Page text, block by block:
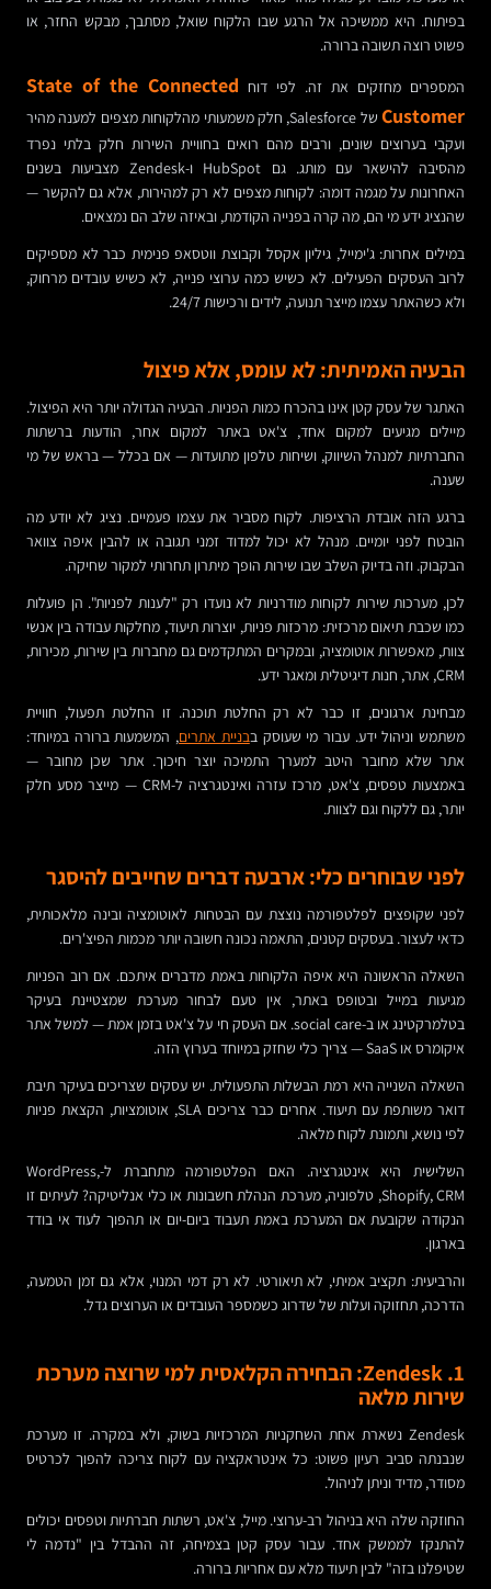
בפיתוח. היא ממשיכה אל הרגע שבו הלקוח שואל, מסתבך, מבקש החזר, או
פשוט רוצה תשובה ברורה.
המספרים מחזקים את זה. לפי דוח State of the Connected
Customer
של Salesforce, חלק משמעותי מהלקוחות מצפים למענה מהיר
ועקבי בערוצים שונים, ורבים מהם רואים בחוויית השירות חלק בלתי נפרד
מהסיבה להישאר עם מותג. גם HubSpot ו-Zendesk מצביעות בשנים
האחרונות על מגמה דומה: לקוחות מצפים לא רק למהירות, אלא גם להקשר —
שהנציג ידע מי הם, מה קרה בפנייה הקודמת, ובאיזה שלב הם נמצאים.
במילים אחרות: ג'ימייל, גיליון אקסל וקבוצת ווטסאפ פנימית כבר לא מספיקים
לרוב העסקים הפעילים. לא כשיש כמה ערוצי פנייה, לא כשיש עובדים מרחוק,
ולא כשהאתר עצמו מייצר תנועה, לידים ורכישות 24/7.
הבעיה האמיתית: לא עומס, אלא פיצול
האתגר של עסק קטן אינו בהכרח כמות הפניות. הבעיה הגדולה יותר היא הפיצול.
מיילים מגיעים למקום אחד, צ'אט באתר למקום אחר, הודעות ברשתות
החברתיות למנהל השיווק, ושיחות טלפון מתועדות — אם בכלל — בראש של מי
שענה.
ברגע הזה אובדת הרציפות. לקוח מסביר את עצמו פעמיים. נציג לא יודע מה
הובטח לפני יומיים. מנהל לא יכול למדוד זמני תגובה או להבין איפה צוואר
הבקבוק. וזה בדיוק השלב שבו שירות הופך מיתרון תחרותי למקור שחיקה.
לכן, מערכות שירות לקוחות מודרניות לא נועדו רק "לענות לפניות". הן פועלות
כמו שכבת תיאום מרכזית: מרכזות פניות, יוצרות תיעוד, מחלקות עבודה בין אנשי
צוות, מאפשרות אוטומציה, ובמקרים המתקדמים גם מחברות בין שירות, מכירות,
CRM, אתר, חנות דיגיטלית ומאגר ידע.
מבחינת ארגונים, זו כבר לא רק החלטת תוכנה. זו החלטת תפעול, חוויית
משתמש וניהול ידע. עבור מי שעוסק בבניית אתרים, המשמעות ברורה במיוחד:
אתר שלא מחובר היטב למערך התמיכה יוצר חיכוך. אתר שכן מחובר —
באמצעות טפסים, צ'אט, מרכז עזרה ואינטגרציה ל-CRM — מייצר מסע חלק
יותר, גם ללקוח וגם לצוות.
לפני שבוחרים כלי: ארבעה דברים שחייבים להיסגר
לפני שקופצים לפלטפורמה נוצצת עם הבטחות לאוטומציה ובינה מלאכותית,
כדאי לעצור. בעסקים קטנים, התאמה נכונה חשובה יותר מכמות הפיצ'רים.
השאלה הראשונה היא איפה הלקוחות באמת מדברים איתכם. אם רוב הפניות
מגיעות במייל ובטופס באתר, אין טעם לבחור מערכת שמצטיינת בעיקר
בטלמרקטינג או ב-social care. אם העסק חי על צ'אט בזמן אמת — למשל אתר
איקומרס או SaaS — צריך כלי שחזק במיוחד בערוץ הזה.
השאלה השנייה היא רמת הבשלות התפעולית. יש עסקים שצריכים בעיקר תיבת
דואר משותפת עם תיעוד. אחרים כבר צריכים SLA, אוטומציות, הקצאת פניות
לפי נושא, ותמונת לקוח מלאה.
השלישית היא אינטגרציה. האם הפלטפורמה מתחברת ל-WordPress,
Shopify, CRM, טלפוניה, מערכת הנהלת חשבונות או כלי אנליטיקה? לעיתים זו
הנקודה שקובעת אם המערכת באמת תעבוד ביום-יום או תהפוך לעוד אי בודד
בארגון.
והרביעית: תקציב אמיתי, לא תיאורטי. לא רק דמי המנוי, אלא גם זמן הטמעה,
הדרכה, תחזוקה ועלות של שדרוג כשמספר העובדים או הערוצים גדל.
1. Zendesk: הבחירה הקלאסית למי שרוצה מערכת
שירות מלאה
Zendesk נשארת אחת השחקניות המרכזיות בשוק, ולא במקרה. זו מערכת
שנבנתה סביב רעיון פשוט: כל אינטראקציה עם לקוח צריכה להפוך לכרטיס
מסודר, מדיד וניתן לניהול.
החוזקה שלה היא בניהול רב-ערוצי. מייל, צ'אט, רשתות חברתיות וטפסים יכולים
להתנקז לממשק אחד. עבור עסק קטן בצמיחה, זה ההבדל בין "נדמה לי
שטיפלנו בזה" לבין תיעוד מלא עם אחריות ברורה.